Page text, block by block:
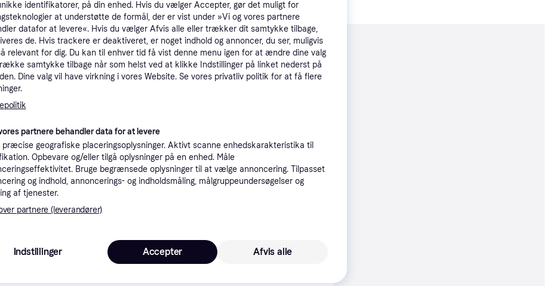
Promoveret
Grå
Laveste pris·39 kr. fragt,3 dage
Eller 50 kr./md.
identifikatorer, på din enhed. Hvis du vælger Accepter, gør det muligt for
at understøtte de formål, der er vist under »Vi og vores partnere
datafor at levere«. Hvis du vælger Afvis alle eller trækker dit samtykke tilbage,
de. Hvis trackere er deaktiveret, er noget indhold og annoncer, du ser, muligvis
relevant for dig. Du kan til enhver tid få vist denne menu igen for at ændre dine valg
samtykke tilbage når som helst ved at klikke Indstillinger på linket nederst på
Dine valg vil have virkning i vores Website. Se vores privatliv politik for at få flere
partnere behandler data for at levere
præcise geografiske placeringsoplysninger. Aktivt scanne enhedskarakteristika til
Opbevare og/eller tilgå oplysninger på en enhed. Måle
Bruge begrænsede oplysninger til at vælge annoncering. Tilpasset
og indhold, annoncerings- og indholdsmåling, målgruppeundersøgelser og
af tjenester.
partnere (leverandører)
Indstillinger Afvis alle
Accepter